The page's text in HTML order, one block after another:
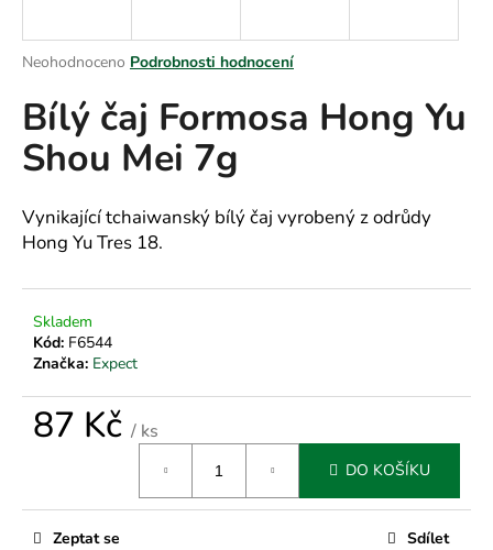
Průměrné
produktu
je
0,0
z
hvězdiček.
Neohodnoceno Podrobnosti hodnocení
Bílý čaj Formosa Hong Yu
Shou Mei 7g
Vynikající tchaiwanský bílý čaj vyrobený z odrůdy
Hong Yu Tres 18.
Skladem
Kód: F6544
Značka: Expect
87 Kč / ks
DO KOŠÍKU
Zeptat se Sdílet
j
t
?
HLEDAT
D
o
p
o
u